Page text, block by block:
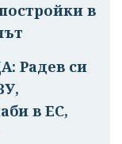
в
Радев си
в ЕС,